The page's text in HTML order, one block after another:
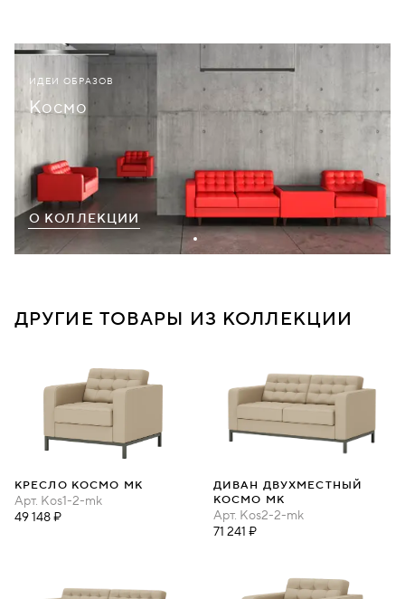
ИДЕИ ОБРАЗОВ
Космо
О КОЛЛЕКЦИИ
ДРУГИЕ ТОВАРЫ ИЗ КОЛЛЕКЦИИ
КРЕСЛО КОСМО МК
Арт. Kos1-2-mk
49 148 ₽
ДИВАН ДВУХМЕСТНЫЙ
КОСМО МК
Арт. Kos2-2-mk
71 241 ₽